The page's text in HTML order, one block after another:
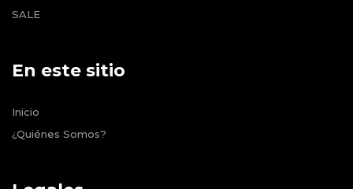
SALE
En este sitio
Inicio
¿Quiénes Somos?